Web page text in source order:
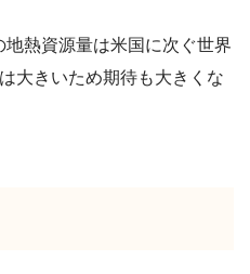
熱資源量は米国に次ぐ世界
大きいため期待も大きくな